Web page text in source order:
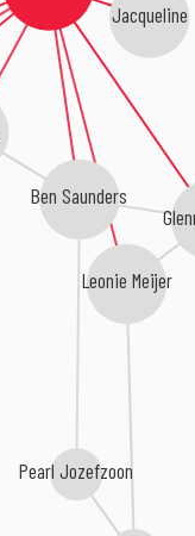
Jacqueline
Ben Saunders
Leonie Meijer
Pearl Jozefzoon